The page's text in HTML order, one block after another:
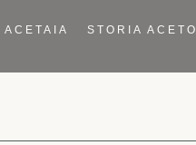
ACETAIA STORIA ACETO